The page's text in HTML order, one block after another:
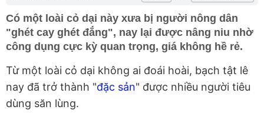
Có một loài cỏ dại này xưa bị người nông dân
"ghét cay ghét đắng", nay lại được nâng niu nhờ
công dụng cực kỳ quan trọng, giá không hề rẻ.
Từ một loài cỏ dại không ai đoái hoài, bạch tật lê
nay đã trở thành "đặc sản" được nhiều người tiêu
dùng săn lùng.